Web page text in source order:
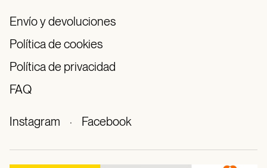
Envío y devoluciones
Política de cookies
Política de privacidad
FAQ
Instagram · Facebook